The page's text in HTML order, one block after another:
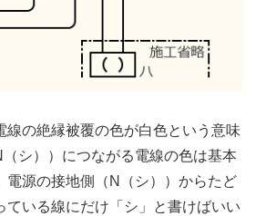
線の絶縁被覆の色が白色という意味
シ））につながる電線の色は基本
電源の接地側（N（シ））からたど
ている線にだけ「シ」と書けばいい